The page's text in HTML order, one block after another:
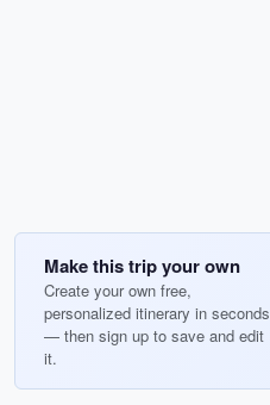
Make this trip your own
Create your own free,
personalized itinerary in seconds
— then sign up to save and edit
it.